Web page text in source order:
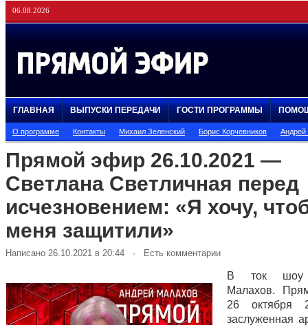
06.08.2026
ГЛАВНАЯ ВЫПУСКИ ПЕРЕДАЧИ ГОСТИ ПРОГРАММЫ
О программе Контакты Михаил Зеленский Борис Корчевников
Прямой эфир 26.10.2021 —
Светлана Светличная перед
исчезновением: «Я хочу,
меня защитили»
Написано 26.10.2021 в 20:44 · Есть комментарии
В ток шоу
Малахов.
26 октября
заслуженная